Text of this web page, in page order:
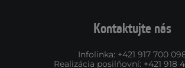
Kontaktujte nás
Infolinka: +421 917 700
Realizácia posilňovní: +421 918